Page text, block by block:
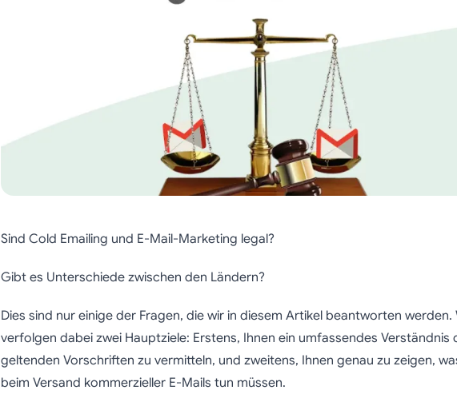
Sind Cold Emailing und E-Mail-Marketing legal?
Gibt es Unterschiede zwischen den Ländern?
Dies sind nur einige der Fragen, die wir in diesem Artikel beantworten werden.
verfolgen dabei zwei Hauptziele: Erstens, Ihnen ein umfassendes Verständnis
geltenden Vorschriften zu vermitteln, und zweitens, Ihnen genau zu zeigen,
beim Versand kommerzieller E-Mails tun müssen.